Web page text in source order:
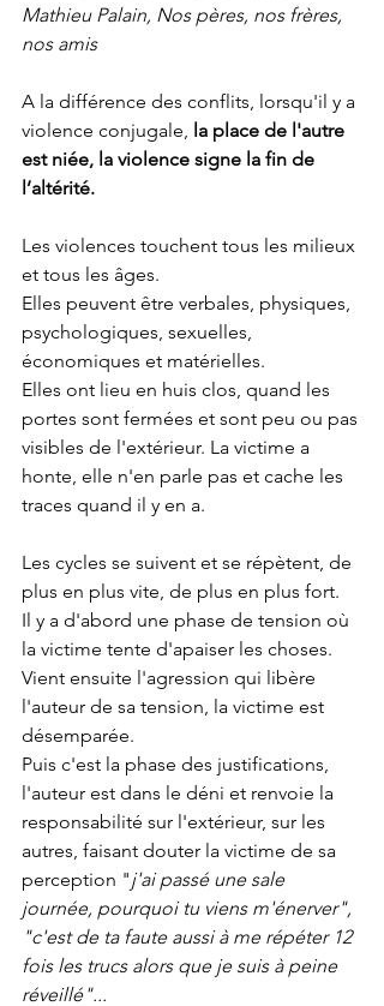
Mathieu Palain, Nos pères, nos frères,
nos amis
A la différence des conflits, lorsqu'il y a
violence conjugale, la place de l'autre
est niée, la violence signe la fin de
l’altérité.
Les violences touchent tous les milieux
et tous les âges.
Elles peuvent être verbales, physiques,
psychologiques, sexuelles,
économiques et matérielles.
Elles ont lieu en huis clos, quand les
portes sont fermées et sont peu ou pas
visibles de l'extérieur. La victime a
honte, elle n'en parle pas et cache les
traces quand il y en a.
Les cycles se suivent et se répètent, de
plus en plus vite, de plus en plus fort.
Il y a d'abord une phase de tension où
la victime tente d'apaiser les choses.
Vient ensuite l'agression qui libère
l'auteur de sa tension, la victime est
désemparée.
Puis c'est la phase des justifications,
l'auteur est dans le déni et renvoie la
responsabilité sur l'extérieur, sur les
autres, faisant douter la victime de sa
perception "j'ai passé une sale
journée, pourquoi tu viens m'énerver",
"c'est de ta faute aussi à me répéter 12
fois les trucs alors que je suis à peine
réveillé"...